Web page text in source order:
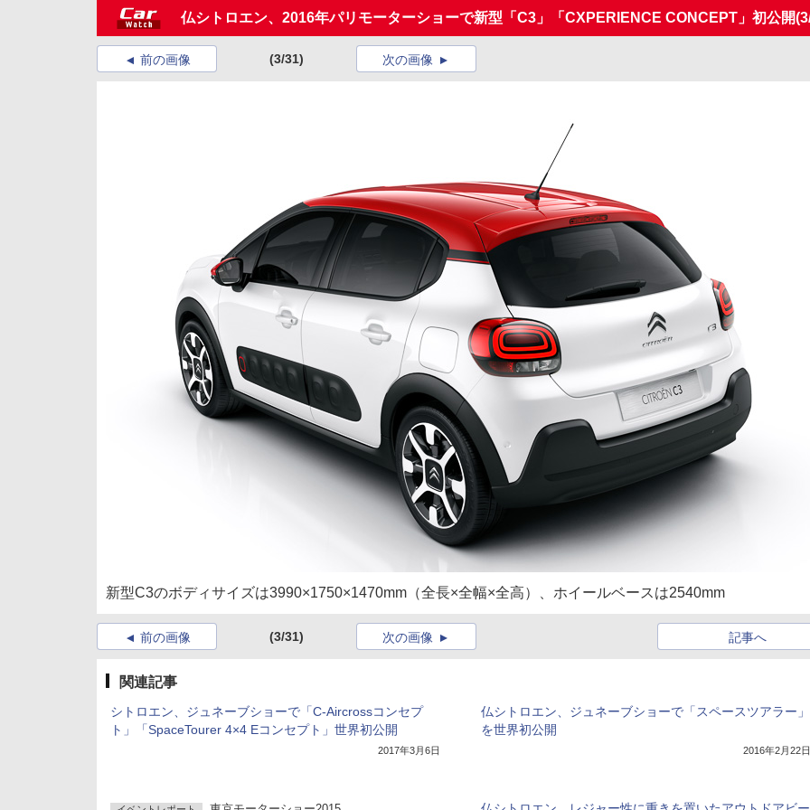
仏シトロエン、2016年パリモーターショーで新型「C3」「CXPERIENCE CONCEPT」初公開
前の画像 (3/31) 次の画像
新型C3のボディサイズは3990×1750×1470mm（全長×全幅×全高）、ホイールベースは2540mm
前の画像 (3/31) 記事へ
次の画像
関連記事
シトロエン、ジュネーブショーで「C-Aircrossコンセプ
ト」「SpaceTourer 4×4 Eコンセプト」世界初公開
2017年3月6日
仏シトロエン、ジュネーブショーで「スペースツアラー」
を世界初公開
2016年2月22日